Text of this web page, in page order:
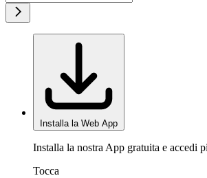
Installa la Web App
Installa la nostra App gratuita e accedi
Tocca